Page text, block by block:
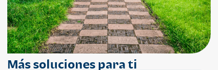
Más soluciones para ti